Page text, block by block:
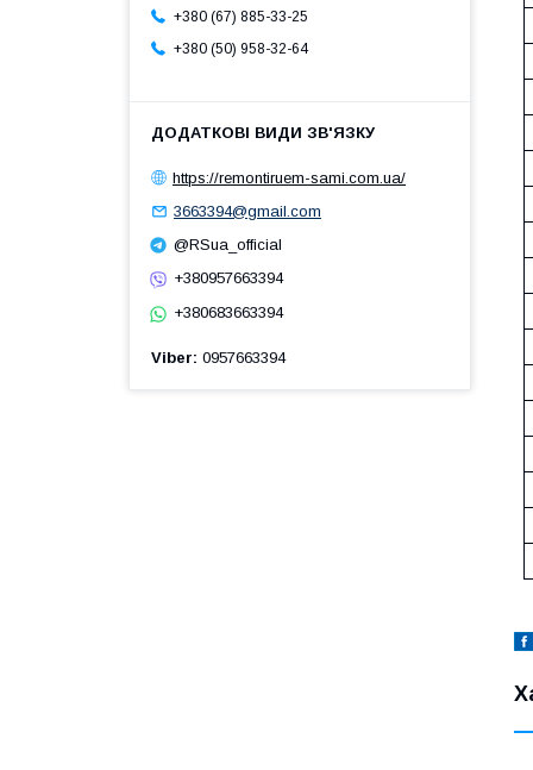
+380 (67) 885-33-25
+380 (50) 958-32-64
https://remontiruem-sami.com.ua/
3663394@gmail.com
@RSua_official
+380957663394
+380683663394
Viber 0957663394